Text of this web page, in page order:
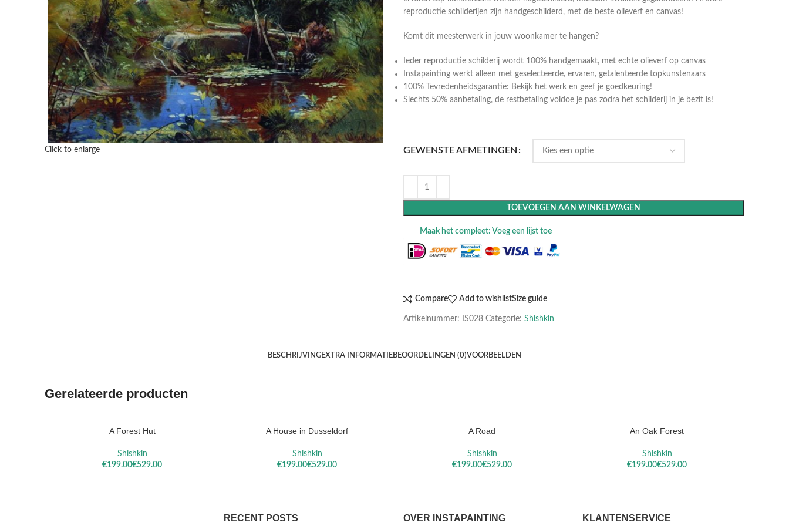
Click to enlarge
reproductie schilderijen zijn handgeschilderd, met de beste olieverf en canvas!
Komt dit meesterwerk in jouw woonkamer te hangen?
Ieder reproductie schilderij wordt 100% handgemaakt, met echte olieverf op canvas
Instapainting werkt alleen met geselecteerde, ervaren, getalenteerde topkunstenaars
100% Tevredenheidsgarantie: Bekijk het werk en geef je goedkeuring!
Slechts 50% aanbetaling, de restbetaling voldoe je pas zodra het schilderij in je bezit is!
GEWENSTE AFMETINGEN
TOEVOEGEN AAN WINKELWAGEN
Maak het compleet: Voeg een lijst toe
Compare Add to wishlistSize guide
Artikelnummer: IS028 Categorie: Shishkin
BESCHRIJVINGEXTRA INFORMATIEBEOORDELINGEN (0)VOORBEELDEN
Gerelateerde producten
OPTIES SELECTERENA Forest Hut
Shishkin
€
€
OPTIES SELECTERENA House in Dusseldorf
Shishkin
€
€
OPTIES SELECTERENA Road
Shishkin
€
€
OPTIES SELECTERENAn Oak Forest
Shishkin
€
€
RECENT POSTS OVER INSTAPAINTING KLANTENSERVICE